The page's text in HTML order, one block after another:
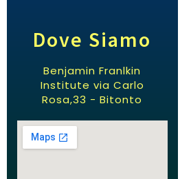
Dove Siamo
Benjamin Franlkin
Institute via Carlo
Rosa,33 - Bitonto